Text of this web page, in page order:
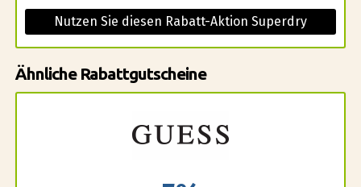
Nutzen Sie diesen Rabatt-Aktion Superdry
Ähnliche Rabattgutscheine